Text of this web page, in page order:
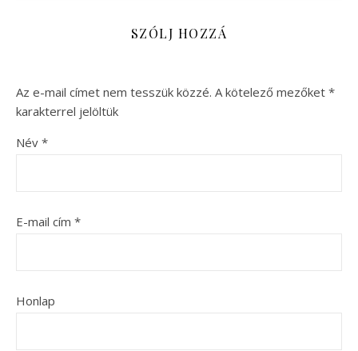
SZÓLJ HOZZÁ
Az e-mail címet nem tesszük közzé. A kötelező mezőket *
karakterrel jelöltük
Név *
E-mail cím *
Honlap